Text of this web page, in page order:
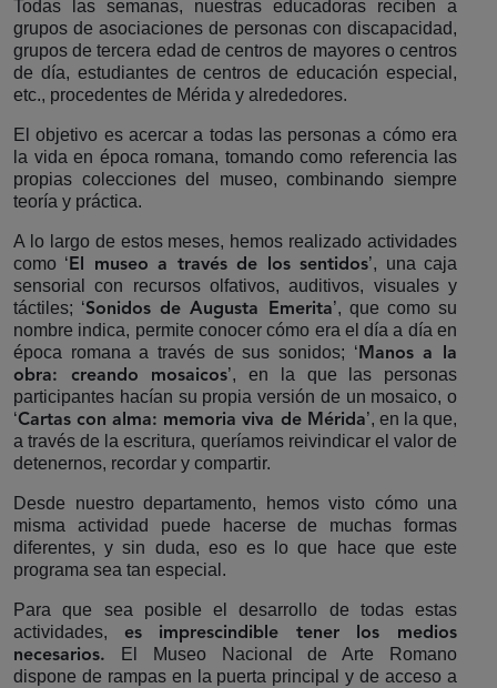
Todas las semanas, nuestras educadoras reciben a
grupos de asociaciones de personas con discapacidad,
grupos de tercera edad de centros de mayores o centros
de día, estudiantes de centros de educación especial,
etc., procedentes de Mérida y alrededores.
El objetivo es acercar a todas las personas a cómo era
la vida en época romana, tomando como referencia las
propias colecciones del museo, combinando siempre
teoría y práctica.
A lo largo de estos meses, hemos realizado actividades
como ‘El museo a través de los sentidos’, una caja
sensorial con recursos olfativos, auditivos, visuales y
táctiles; ‘Sonidos de Augusta Emerita’, que como su
nombre indica, permite conocer cómo era el día a día en
época romana a través de sus sonidos; ‘Manos a la
obra: creando mosaicos’, en la que las personas
participantes hacían su propia versión de un mosaico, o
‘Cartas con alma: memoria viva de Mérida’, en la que,
a través de la escritura, queríamos reivindicar el valor de
detenernos, recordar y compartir.
Desde nuestro departamento, hemos visto cómo una
misma actividad puede hacerse de muchas formas
diferentes, y sin duda, eso es lo que hace que este
programa sea tan especial.
Para que sea posible el desarrollo de todas estas
actividades, es imprescindible tener los medios
necesarios. El Museo Nacional de Arte Romano
dispone de rampas en la puerta principal y de acceso a